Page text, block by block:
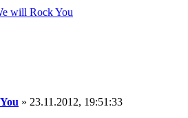
will Rock You
» 23.11.2012, 19:51:33